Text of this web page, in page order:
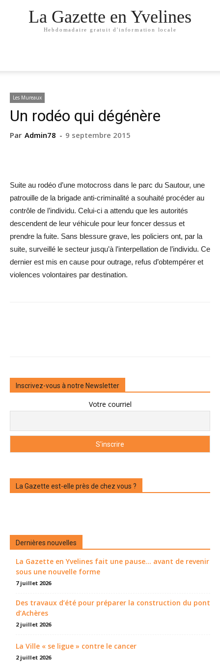
La Gazette en Yvelines
Hebdomadaire gratuit d'information locale
Les Mureaux
Un rodéo qui dégénère
Par Admin78 - 9 septembre 2015
Suite au rodéo d’une motocross dans le parc du Sautour, une
patrouille de la brigade anti-criminalité a souhaité procéder au
contrôle de l’individu. Celui-ci a attendu que les autorités
descendent de leur véhicule pour leur foncer dessus et
prendre la fuite. Sans blessure grave, les policiers ont, par la
suite, surveillé le secteur jusqu’à l’interpellation de l’individu. Ce
dernier est mis en cause pour outrage, refus d’obtempérer et
violences volontaires par destination.
Inscrivez-vous à notre Newsletter
Votre courriel
La Gazette est-elle près de chez vous ?
Dernières nouvelles
La Gazette en Yvelines fait une pause... avant de revenir
sous une nouvelle forme
7 juillet 2026
Des travaux d’été pour préparer la construction du pont
d’Achères
2 juillet 2026
La Ville « se ligue » contre le cancer
2 juillet 2026